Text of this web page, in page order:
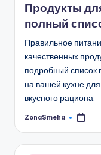
Продукты
полный
Правильное
качественных
подробный список
на вашей кухне
вкусного рациона.
Запись
ZonaSmeha